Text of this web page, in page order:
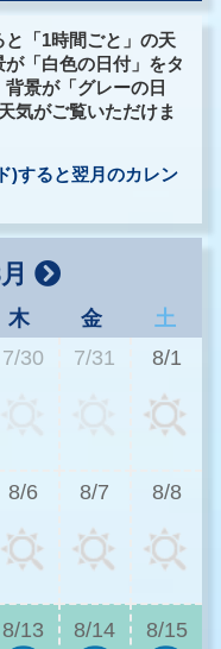
「1時間ごと」の天
「白色の日付」をタ
景が「グレーの日
気がご覧いただけま
)すると翌月のカレン
木 金
土
7/30 7/31 8/1
8/6 8/7 8/8
8/13 8/14 8/15